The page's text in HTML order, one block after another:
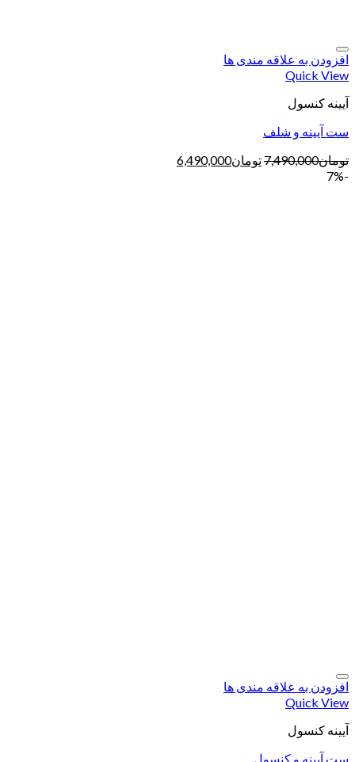
افزودن به علاقه مندی ها
Quick View
آیینه کنسول
ست آیینه و شلف
تومان7,490,000تومان6,490,000
-7%
افزودن به علاقه مندی ها
Quick View
آیینه کنسول
ست آیینه و کنسول